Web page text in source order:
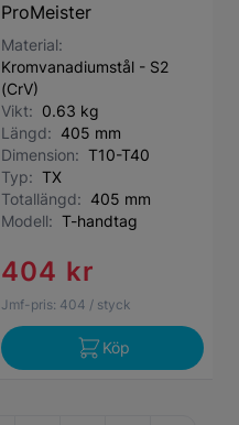
ProMeister
Material:
Kromvanadiumstål - S2
(CrV)
Vikt: 0.63 kg
Längd: 405 mm
Dimension: T10-T40
Typ: TX
Totallängd: 405 mm
Modell: T-handtag
404 kr
Jmf-pris: 404 / styck
Köp